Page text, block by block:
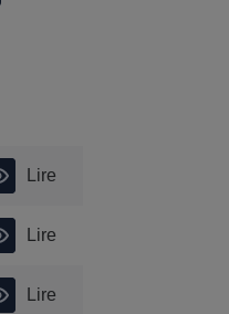
Lire
Lire
Lire